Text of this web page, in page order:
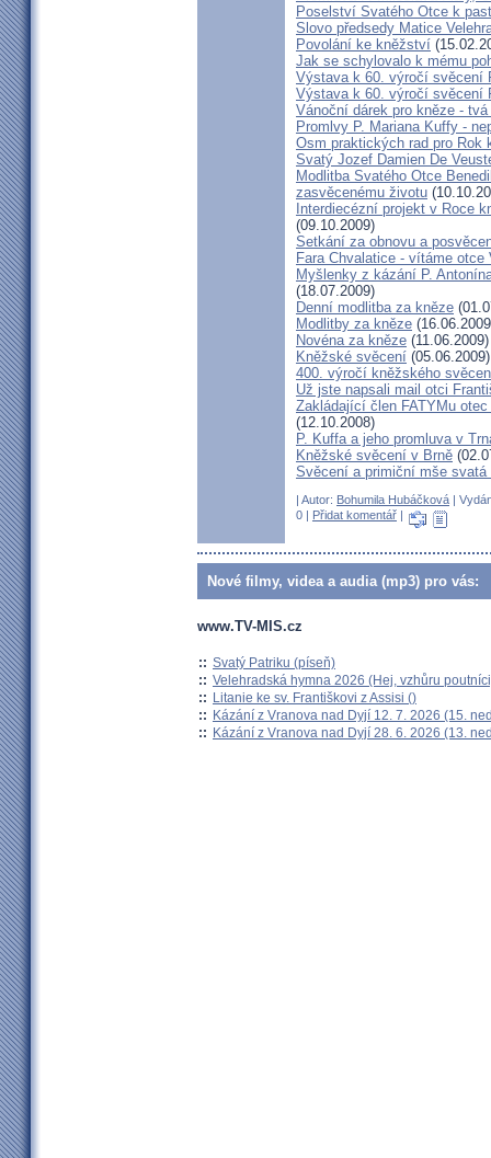
Poselství Svatého Otce k
Slovo předsedy Matice
Povolání ke kněžství
Jak se schylovalo k mému
Výstava k 60. výročí svěcení
Výstava k 60. výročí svěcení
Vánoční dárek pro kněze - tvá
Promlvy P. Mariana Kuffy -
Osm praktických rad pro Rok
Svatý Jozef Damien De
Modlitba Svatého Otce
zasvěcenému životu
Interdiecézní projekt v Roce
(09.10.2009)
Setkání za obnovu a
Fara Chvalatice - vítáme otce
Myšlenky z kázání P.
(18.07.2009)
Denní modlitba za kněze
Modlitby za kněze
Novéna za kněze (11.06.2009)
Kněžské svěcení (05.06.2009)
400. výročí kněžského
Už jste napsali mail otci
Zakládající člen FATYMu
(12.10.2008)
P. Kuffa a jeho promluva v
Kněžské svěcení v Brně
Svěcení a primiční mše
| Autor: Bohumila Hubáčková |
0 | Přidat komentář |
Nové filmy, videa a audia (mp3) pro vás:
www.TV-MIS.cz
:: Svatý Patriku (píseň)
:: Velehradská hymna 2026 (Hej, vzhůru
:: Litanie ke sv. Františkovi z Assisi ()
:: Kázání z Vranova nad Dyjí 12. 7. 2026 (15.
:: Kázání z Vranova nad Dyjí 28. 6. 2026 (13.